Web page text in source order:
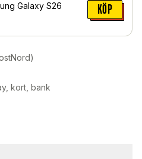
Galaxy S26
KÖP
kort, bank